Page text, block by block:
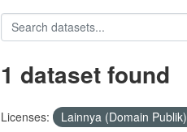
1 dataset found
Licenses: Lainnya (Domain Publik)